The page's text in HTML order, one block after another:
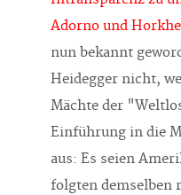
Adorno und
nun bekannt
Heidegger nicht,
Mächte der
Einführung in die
aus: Es seien
folgten demselben